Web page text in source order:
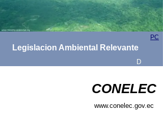
www.conelec.gov.ec
CONELEC
PC
D
Legislacion Ambiental Relevante